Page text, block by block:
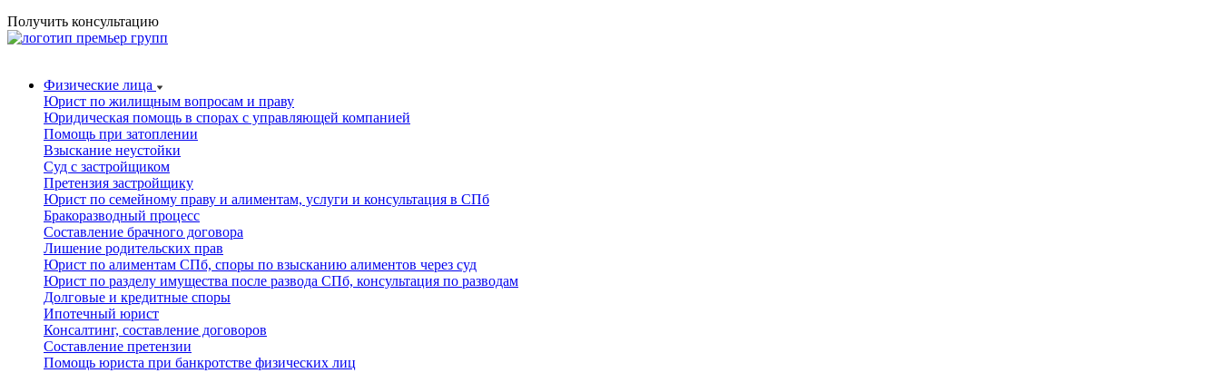
Получить консультацию
Физические лица
Юрист по жилищным вопросам и праву
Юридическая помощь в спорах с управляющей компанией
Помощь при затоплении
Взыскание неустойки
Суд с застройщиком
Претензия застройщику
Юрист по семейному праву и алиментам, услуги и консультация в СПб
Бракоразводный процесс
Составление брачного договора
Лишение родительских прав
Юрист по алиментам СПб, споры по взысканию алиментов через суд
Юрист по разделу имущества после развода СПб, консультация по разводам
Долговые и кредитные споры
Ипотечный юрист
Консалтинг, составление договоров
Составление претензии
Помощь юриста при банкротстве физических лиц